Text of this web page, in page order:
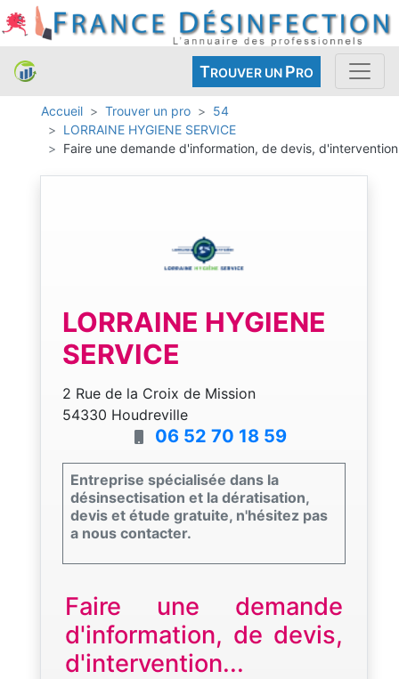
TROUVER UN PRO
Accueil Trouver un pro
54
LORRAINE HYGIENE SERVICE
Faire une demande d'information, de devis, d'intervention
LORRAINE HYGIENE
SERVICE
2 Rue de la Croix de Mission
54330 Houdreville
06 52 70 18 59
Entreprise spécialisée dans la
désinsectisation et la dératisation,
devis et étude gratuite, n'hésitez pas
a nous contacter.
Faire une demande
d'information, de devis,
d'intervention...